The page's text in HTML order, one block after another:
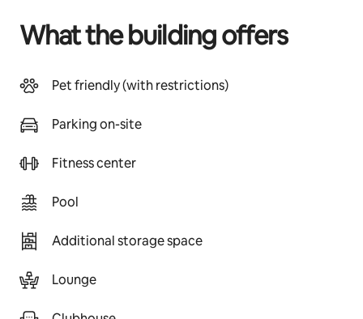
What the building offers
Pet friendly (with restrictions)
Parking on-site
Fitness center
Pool
Additional storage space
Lounge